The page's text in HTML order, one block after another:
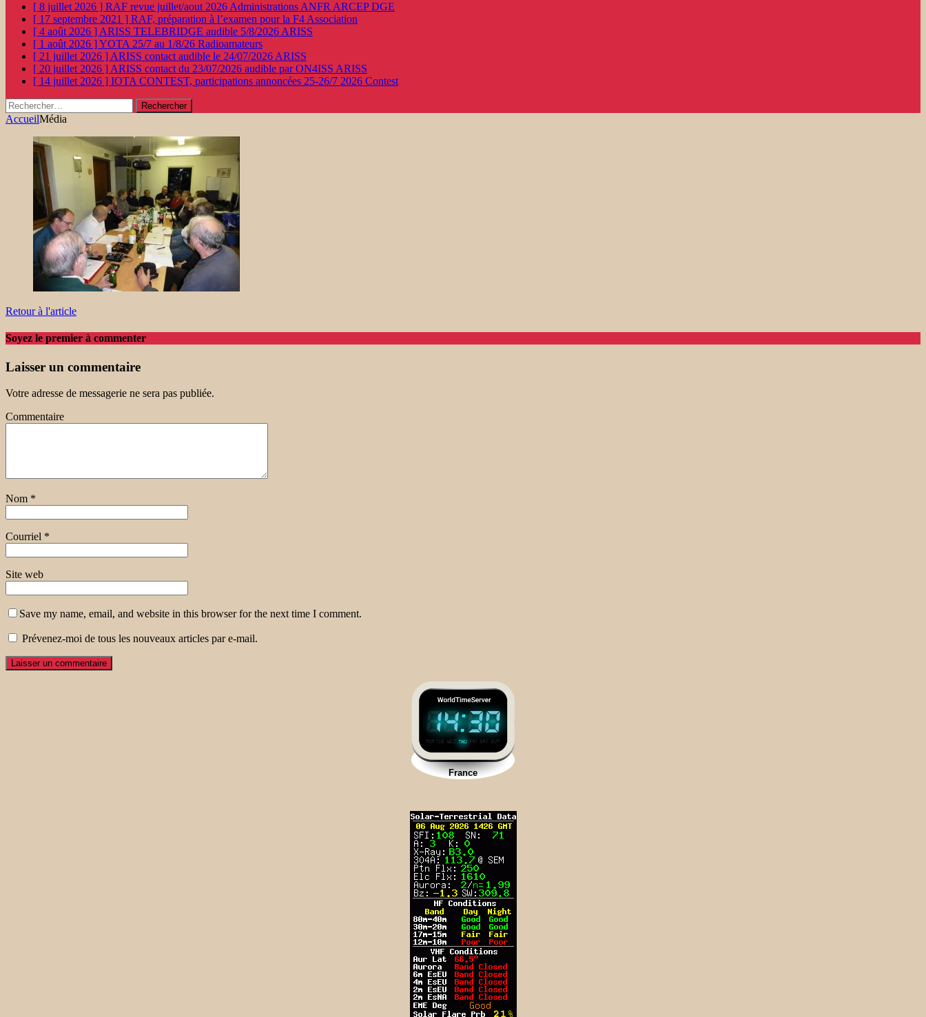
[ 8 juillet 2026 ] RAF revue juillet/aout 2026 Administrations ANFR ARCEP DGE
[ 17 septembre 2021 ] RAF, préparation à l’examen pour la F4 Association
[ 4 août 2026 ] ARISS TELEBRIDGE audible 5/8/2026 ARISS
[ 1 août 2026 ]YOTA 25/7 au 1/8/26 Radioamateurs
[ 21 juillet 2026 ] ARISS contact audible le 24/07/2026 ARISS
[ 20 juillet 2026 ] ARISS contact du 23/07/2026 audible par ON4ISS ARISS
[ 14 juillet 2026 ] IOTA CONTEST, participations annoncées 25-26/7 2026 Contest
Rechercher :
AccueilMédia
Retour à l'article
Soyez le premier à commenter
Laisser un commentaire
Votre adresse de messagerie ne sera pas publiée.
Commentaire
Nom *
Courriel *
Site web
Save my name, email, and website in this browser for the next time I comment.
Prévenez-moi de tous les nouveaux articles par e-mail.